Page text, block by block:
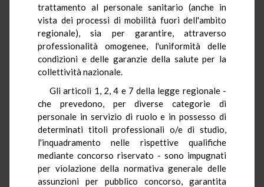
trattamento al personale sanitario (anche in
vista dei processi di mobilità fuori dell'ambito
regionale), sia per garantire, attraverso
professionalità omogenee, l'uniformità delle
condizioni e delle garanzie della salute per la
collettività nazionale.
Gli articoli 1, 2, 4 e 7 della legge regionale -
che prevedono, per diverse categorie di
personale in servizio di ruolo e in possesso di
determinati titoli professionali o/e di studio,
l'inquadramento nelle rispettive qualifiche
mediante concorso riservato - sono impugnati
per violazione della normativa generale delle
assunzioni per pubblico concorso, garantita